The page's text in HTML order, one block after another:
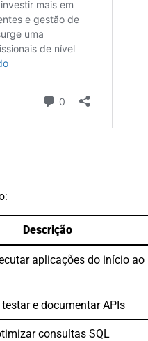
Descrição
aplicações do início ao
e documentar APIs
consultas SQL